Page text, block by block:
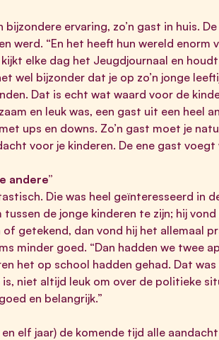
ervaring, zo’n gast in huis.
werd. “En het heeft hun wereld enorm
elke dag het Jeugdjournaal en
wel bijzonder dat je op zo’n jonge
Dat is echt wat waard voor de
en leuk was, een gast uit een heel
ups en downs. Zo’n gast moet je
voor je kinderen. De ene gast
andere”
Die was heel geïnteresseerd in
de jonge kinderen te zijn; hij
getekend, dan vond hij het allemaal
minder goed. “Dan hadden we twee
het op school hadden gehad. Dat
niet altijd leuk om over de politieke
en belangrijk.”
elf jaar) de komende tijd alle